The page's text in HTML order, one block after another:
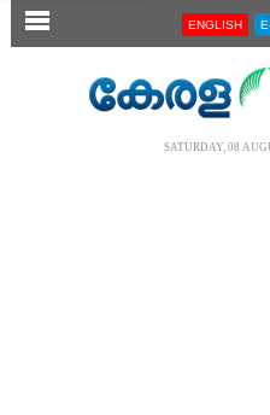
SECTIONS ENGLISH
SATURDAY, 08